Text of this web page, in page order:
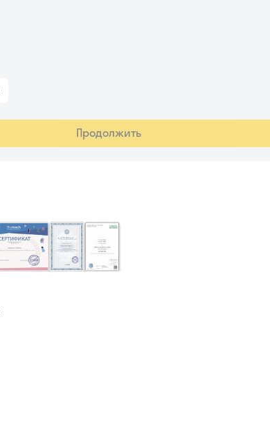
Продолжить